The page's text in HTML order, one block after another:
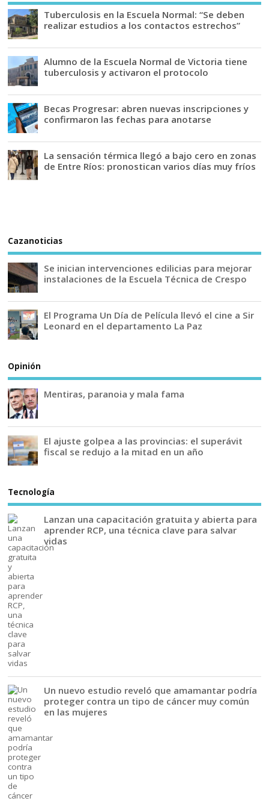
Tuberculosis en la Escuela Normal: “Se deben
realizar estudios a los contactos estrechos”
Alumno de la Escuela Normal de Victoria tiene
tuberculosis y activaron el protocolo
Becas Progresar: abren nuevas inscripciones y
confirmaron las fechas para anotarse
La sensación térmica llegó a bajo cero en zonas
de Entre Ríos: pronostican varios días muy fríos
Cazanoticias
Se inician intervenciones edilicias para mejorar
instalaciones de la Escuela Técnica de Crespo
El Programa Un Día de Película llevó el cine a Sir
Leonard en el departamento La Paz
Opinión
Mentiras, paranoia y mala fama
El ajuste golpea a las provincias: el superávit
fiscal se redujo a la mitad en un año
Tecnología
Lanzan una capacitación gratuita y abierta para
aprender RCP, una técnica clave para salvar
vidas
Un nuevo estudio reveló que amamantar podría
proteger contra un tipo de cáncer muy común
en las mujeres